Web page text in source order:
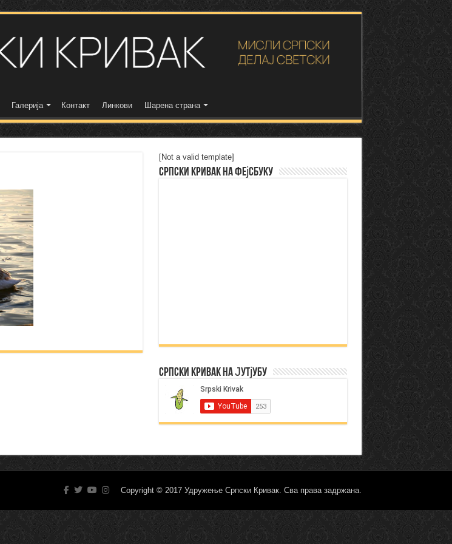
Галерија Контакт Линкови Шарена страна
[Not a valid template]
Српски Кривак на Фејсбуку
Српски Кривак на Јутјубу
Copyright © 2017 Удружење Српски Кривак. Сва права задржана.